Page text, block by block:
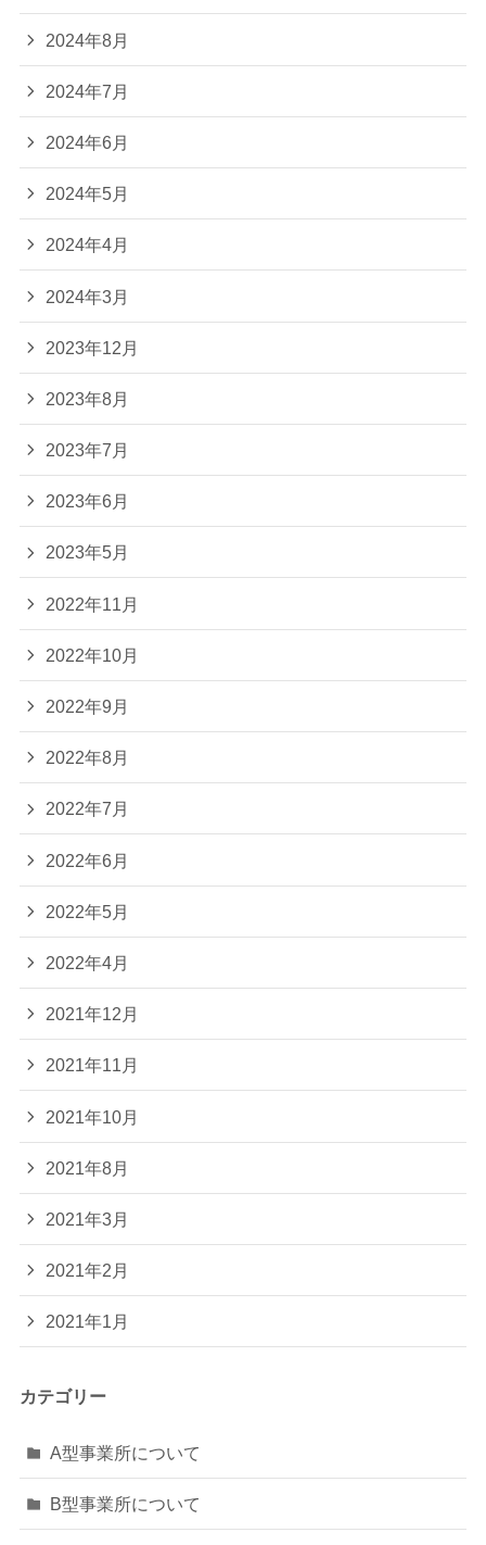
2024年8月
2024年7月
2024年6月
2024年5月
2024年4月
2024年3月
2023年12月
2023年8月
2023年7月
2023年6月
2023年5月
2022年11月
2022年10月
2022年9月
2022年8月
2022年7月
2022年6月
2022年5月
2022年4月
2021年12月
2021年11月
2021年10月
2021年8月
2021年3月
2021年2月
2021年1月
カテゴリー
A型事業所について
B型事業所について